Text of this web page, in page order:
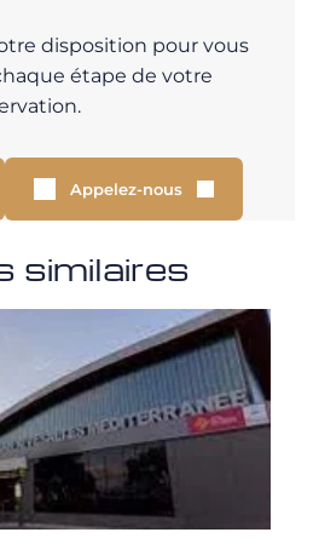
disposition pour vous
étape de votre
Appelez-nous
similaires